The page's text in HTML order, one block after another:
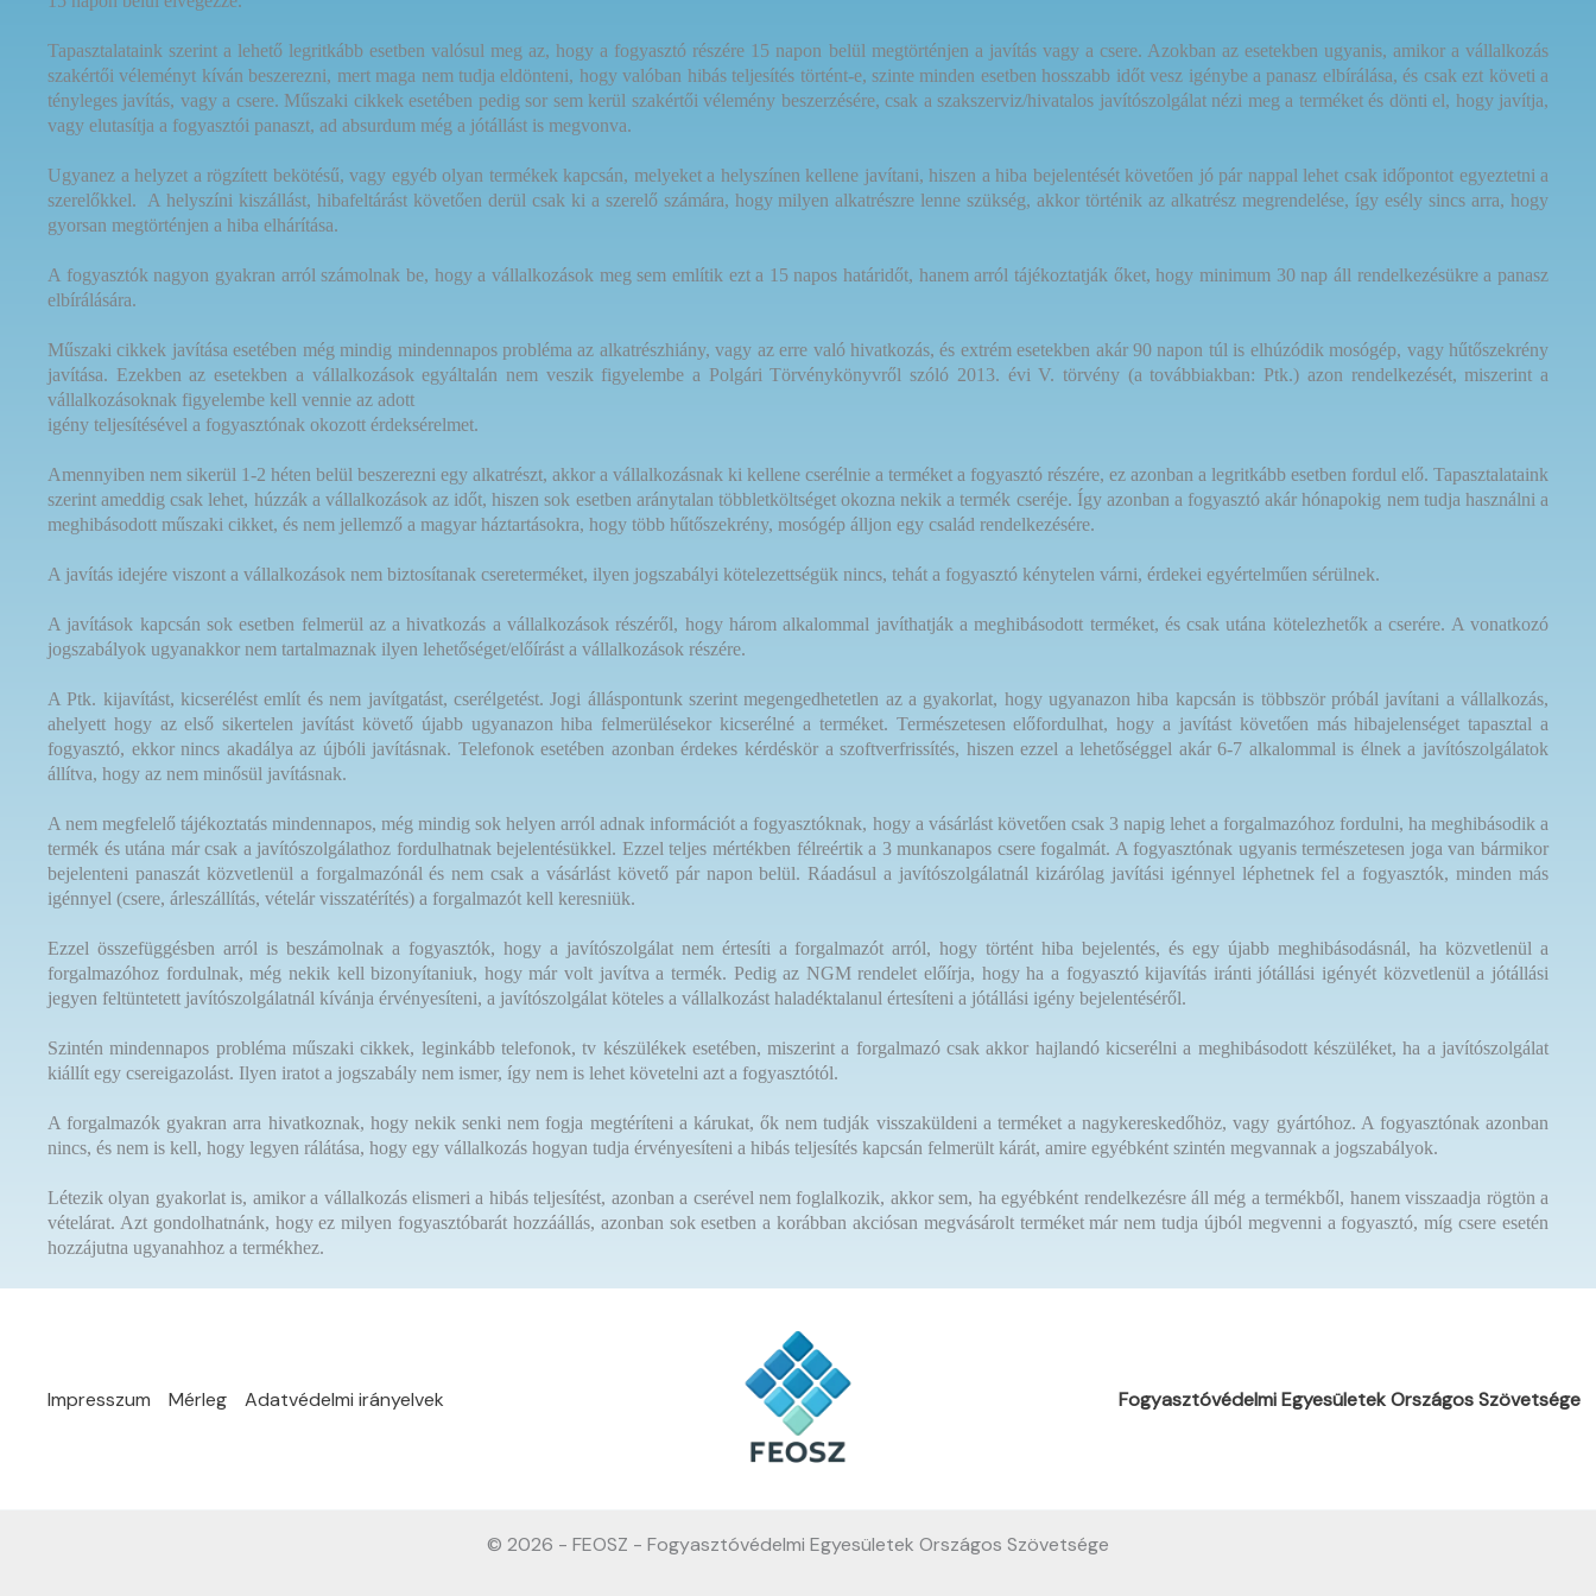
Tapasztalataink szerint a lehető legritkább esetben valósul meg az, hogy a fogyasztó részére 15 napon belül megtörténjen a javítás vagy a csere. Azokban az esetekben ugyanis, amikor a vállalkozás
szakértői véleményt kíván beszerezni, mert maga nem tudja eldönteni, hogy valóban hibás teljesítés történt-e, szinte minden esetben hosszabb időt vesz igénybe a panasz elbírálása, és csak ezt követi a
tényleges javítás, vagy a csere. Műszaki cikkek esetében pedig sor sem kerül szakértői vélemény beszerzésére, csak a szakszerviz/hivatalos javítószolgálat nézi meg a terméket és dönti el, hogy javítja,
vagy elutasítja a fogyasztói panaszt, ad absurdum még a jótállást is megvonva.
Ugyanez a helyzet a rögzített bekötésű, vagy egyéb olyan termékek kapcsán, melyeket a helyszínen kellene javítani, hiszen a hiba bejelentését követően jó pár nappal lehet csak időpontot egyeztetni a
szerelőkkel.
A helyszíni kiszállást, hibafeltárást követően derül csak ki a szerelő számára, hogy milyen alkatrészre lenne szükség, akkor történik az alkatrész megrendelése, így esély sincs arra, hogy
gyorsan megtörténjen a hiba elhárítása.
A fogyasztók nagyon gyakran arról számolnak be, hogy a vállalkozások meg sem említik ezt a 15 napos határidőt, hanem arról tájékoztatják őket, hogy minimum 30 nap áll rendelkezésükre a panasz
elbírálására.
Műszaki cikkek javítása esetében még mindig mindennapos probléma az alkatrészhiány, vagy az erre való hivatkozás, és extrém esetekben akár 90 napon túl is elhúzódik mosógép, vagy hűtőszekrény
javítása. Ezekben az esetekben a vállalkozások egyáltalán nem veszik figyelembe a Polgári Törvénykönyvről szóló 2013. évi V. törvény (a továbbiakban: Ptk.) azon rendelkezését, miszerint a
vállalkozásoknak figyelembe kell vennie az adott
igény teljesítésével a fogyasztónak okozott érdeksérelmet.
Amennyiben nem sikerül 1-2 héten belül beszerezni egy alkatrészt, akkor a vállalkozásnak ki kellene cserélnie a terméket a fogyasztó részére, ez azonban a legritkább esetben fordul elő. Tapasztalataink
szerint ameddig csak lehet, húzzák a vállalkozások az időt, hiszen sok esetben aránytalan többletköltséget okozna nekik a termék cseréje. Így azonban a fogyasztó akár hónapokig nem tudja használni a
meghibásodott műszaki cikket, és nem jellemző a magyar háztartásokra, hogy több hűtőszekrény, mosógép álljon egy család rendelkezésére.
A javítás idejére viszont a vállalkozások nem biztosítanak csereterméket, ilyen jogszabályi kötelezettségük nincs, tehát a fogyasztó kénytelen várni, érdekei egyértelműen sérülnek.
A javítások kapcsán sok esetben felmerül az a hivatkozás a vállalkozások részéről, hogy három alkalommal javíthatják a meghibásodott terméket, és csak utána kötelezhetők a cserére. A vonatkozó
jogszabályok ugyanakkor nem tartalmaznak ilyen lehetőséget/előírást a vállalkozások részére.
A Ptk. kijavítást, kicserélést említ és nem javítgatást, cserélgetést. Jogi álláspontunk szerint megengedhetetlen az a gyakorlat, hogy ugyanazon hiba kapcsán is többször próbál javítani a vállalkozás,
ahelyett hogy az első sikertelen javítást követő újabb ugyanazon hiba felmerülésekor kicserélné a terméket. Természetesen előfordulhat, hogy a javítást követően más hibajelenséget tapasztal a
fogyasztó, ekkor nincs akadálya az újbóli javításnak. Telefonok esetében azonban érdekes kérdéskör a szoftverfrissítés, hiszen ezzel a lehetőséggel akár 6-7 alkalommal is élnek a javítószolgálatok
állítva, hogy az nem minősül javításnak.
A nem megfelelő tájékoztatás mindennapos, még mindig sok helyen arról adnak információt a fogyasztóknak, hogy a vásárlást követően csak 3 napig lehet a forgalmazóhoz fordulni, ha meghibásodik a
termék és utána már csak a javítószolgálathoz fordulhatnak bejelentésükkel. Ezzel teljes mértékben félreértik a 3 munkanapos csere fogalmát. A fogyasztónak ugyanis természetesen joga van bármikor
bejelenteni panaszát közvetlenül a forgalmazónál és nem csak a vásárlást követő pár napon belül. Ráadásul a javítószolgálatnál kizárólag javítási igénnyel léphetnek fel a fogyasztók, minden más
igénnyel (csere, árleszállítás, vételár visszatérítés) a forgalmazót kell keresniük.
Ezzel összefüggésben arról is beszámolnak a fogyasztók, hogy a javítószolgálat nem értesíti a forgalmazót arról, hogy történt hiba bejelentés, és egy újabb meghibásodásnál, ha közvetlenül a
forgalmazóhoz fordulnak, még nekik kell bizonyítaniuk, hogy már volt javítva a termék. Pedig az NGM rendelet előírja, hogy ha a fogyasztó kijavítás iránti jótállási igényét közvetlenül a jótállási
jegyen feltüntetett javítószolgálatnál kívánja érvényesíteni, a javítószolgálat köteles a vállalkozást haladéktalanul értesíteni a jótállási igény bejelentéséről.
Szintén mindennapos probléma műszaki cikkek, leginkább telefonok, tv készülékek esetében, miszerint a forgalmazó csak akkor hajlandó kicserélni a meghibásodott készüléket, ha a javítószolgálat
kiállít egy csereigazolást. Ilyen iratot a jogszabály nem ismer, így nem is lehet követelni azt a fogyasztótól.
A forgalmazók gyakran arra hivatkoznak, hogy nekik senki nem fogja megtéríteni a kárukat, ők nem tudják visszaküldeni a terméket a nagykereskedőhöz, vagy gyártóhoz. A fogyasztónak azonban
nincs, és nem is kell, hogy legyen rálátása, hogy egy vállalkozás hogyan tudja érvényesíteni a hibás teljesítés kapcsán felmerült kárát, amire egyébként szintén megvannak a jogszabályok.
Létezik olyan gyakorlat is, amikor a vállalkozás elismeri a hibás teljesítést, azonban a cserével nem foglalkozik, akkor sem, ha egyébként rendelkezésre áll még a termékből, hanem visszaadja rögtön a
vételárat. Azt gondolhatnánk, hogy ez milyen fogyasztóbarát hozzáállás, azonban sok esetben a korábban akciósan megvásárolt terméket már nem tudja újból megvenni a fogyasztó, míg csere esetén
hozzájutna ugyanahhoz a termékhez.
Impresszum Mérleg Adatvédelmi irányelvek Fogyasztóvédelmi Egyesületek Országos Szövetsége
© 2026 - FEOSZ - Fogyasztóvédelmi Egyesületek Országos Szövetsége